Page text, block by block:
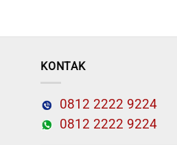
KONTAK
0812 2222 9224
0812 2222 9224